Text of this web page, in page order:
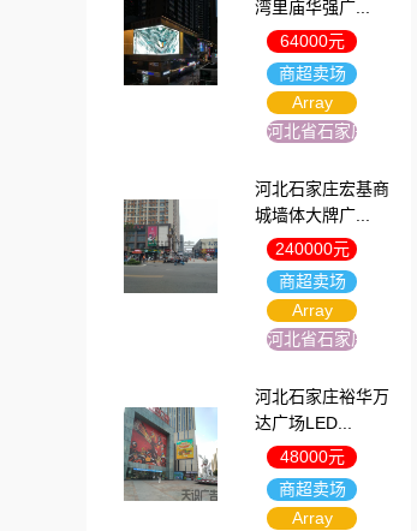
湾里庙华强广...
64000元
商超卖场
Array
河北省石家庄市
河北石家庄宏基商
城墙体大牌广...
240000元
商超卖场
Array
河北省石家庄市
河北石家庄裕华万
达广场LED...
48000元
商超卖场
Array